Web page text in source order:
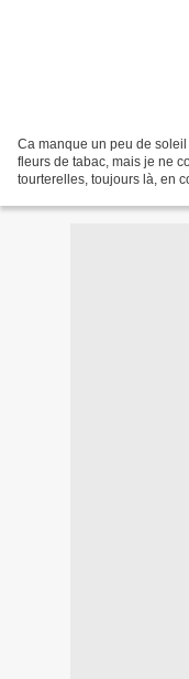
Ca manque un peu de
fleurs de tabac, mais je ne
tourterelles, toujours là, en